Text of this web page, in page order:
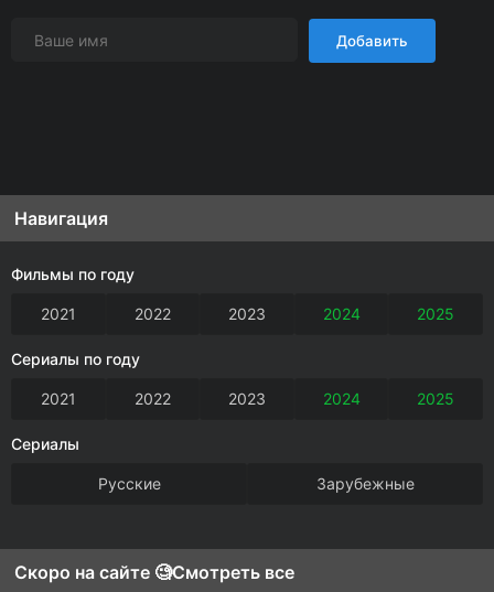
Добавить
Навигация
Фильмы по году
2021 2022 2023 2024 2025
Сериалы по году
2021 2022 2023 2024 2025
Сериалы
Русские Зарубежные
Скоро на сайте 🧐Смотреть все